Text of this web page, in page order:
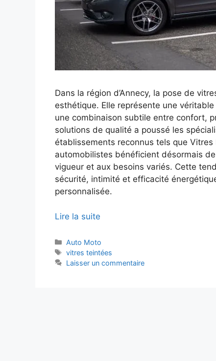
Dans la région d’Annecy, la pose de
esthétique. Elle représente une
une combinaison subtile entre confort,
solutions de qualité a poussé les
établissements reconnus tels que
automobilistes bénéficient désormais
vigueur et aux besoins variés. Cette
sécurité, intimité et efficacité
personnalisée.
Lire la suite
Catégories
Auto Moto
Étiquettes
vitres teintées
Laisser un commentaire